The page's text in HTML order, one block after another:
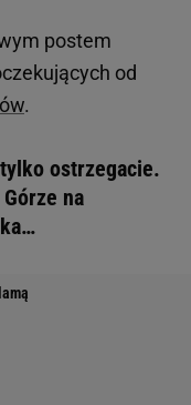
postem
od
.
ostrzegacie.
na